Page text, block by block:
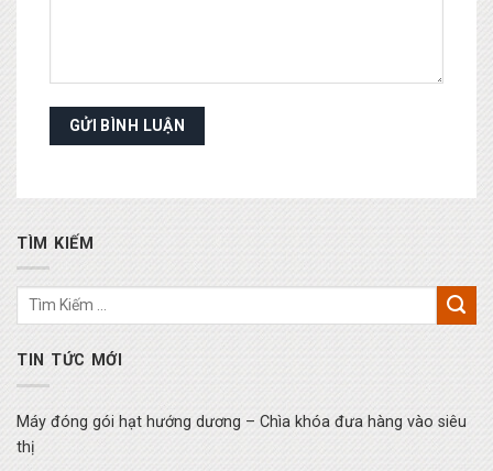
TÌM KIẾM
TIN TỨC MỚI
Máy đóng gói hạt hướng dương – Chìa khóa đưa hàng vào siêu
thị